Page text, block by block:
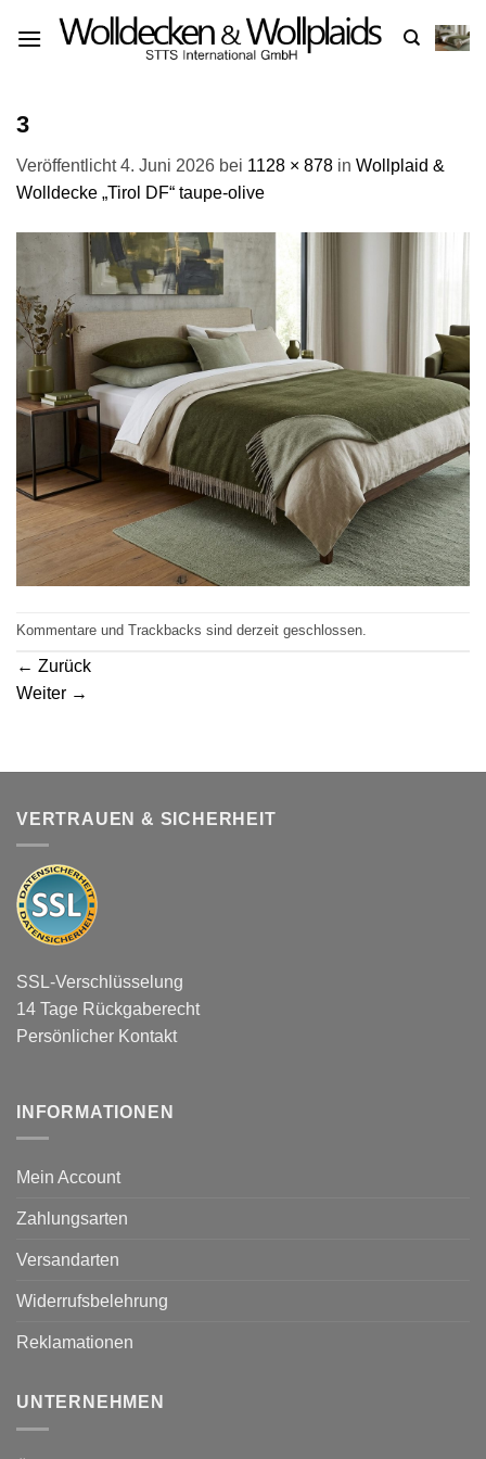
Inhalt
3
Veröffentlicht4. Juni 2026 bei 1128 × 878 in Wollplaid &
Wolldecke „Tirol DF“ taupe-olive
Kommentare und Trackbacks sind derzeit geschlossen.
← Zurück
Weiter →
VERTRAUEN & SICHERHEIT
SSL-Verschlüsselung
14 Tage Rückgaberecht
Persönlicher Kontakt
INFORMATIONEN
Mein Account
Zahlungsarten
Versandarten
Widerrufsbelehrung
Reklamationen
UNTERNEHMEN